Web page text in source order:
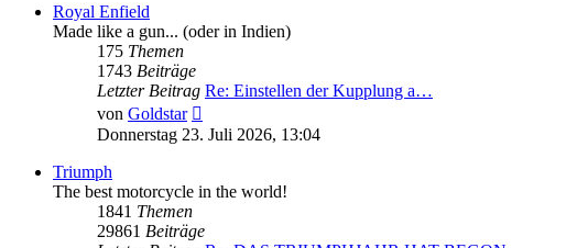
Royal Enfield
Made like a gun... (oder in Indien)
175 Themen
1743 Beiträge
Letzter Beitrag Re: Einstellen der Kupplung a…
von Goldstar
Beitrag
Donnerstag 23. Juli 2026, 13:04
Triumph
The best motorcycle in the world!
1841 Themen
29861 Beiträge